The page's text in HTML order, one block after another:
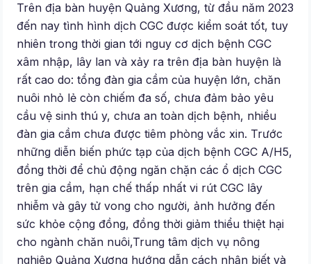
Trên địa bàn huyện Quảng Xương, từ đầu năm 2023
đến nay tình hình dịch CGC được kiểm soát tốt, tuy
nhiên trong thời gian tới nguy cơ dịch bệnh CGC
xâm nhập, lây lan và xảy ra trên địa bàn huyện là
rất cao do: tổng đàn gia cầm của huyện lớn, chăn
nuôi nhỏ lẻ còn chiếm đa số, chưa đảm bảo yêu
cầu vệ sinh thú y, chưa an toàn dịch bệnh, nhiều
đàn gia cầm chưa được tiêm phòng vắc xin. Trước
những diễn biến phức tạp của dịch bệnh CGC A/H5,
đồng thời để chủ động ngăn chặn các ổ dịch CGC
trên gia cầm, hạn chế thấp nhất vi rút CGC lây
nhiễm và gây tử vong cho người, ảnh hưởng đến
sức khỏe cộng đồng, đồng thời giảm thiểu thiệt hại
cho ngành chăn nuôi,Trung tâm dịch vụ nông
nghiệp Quảng Xương hướng dẫn cách nhận biết và